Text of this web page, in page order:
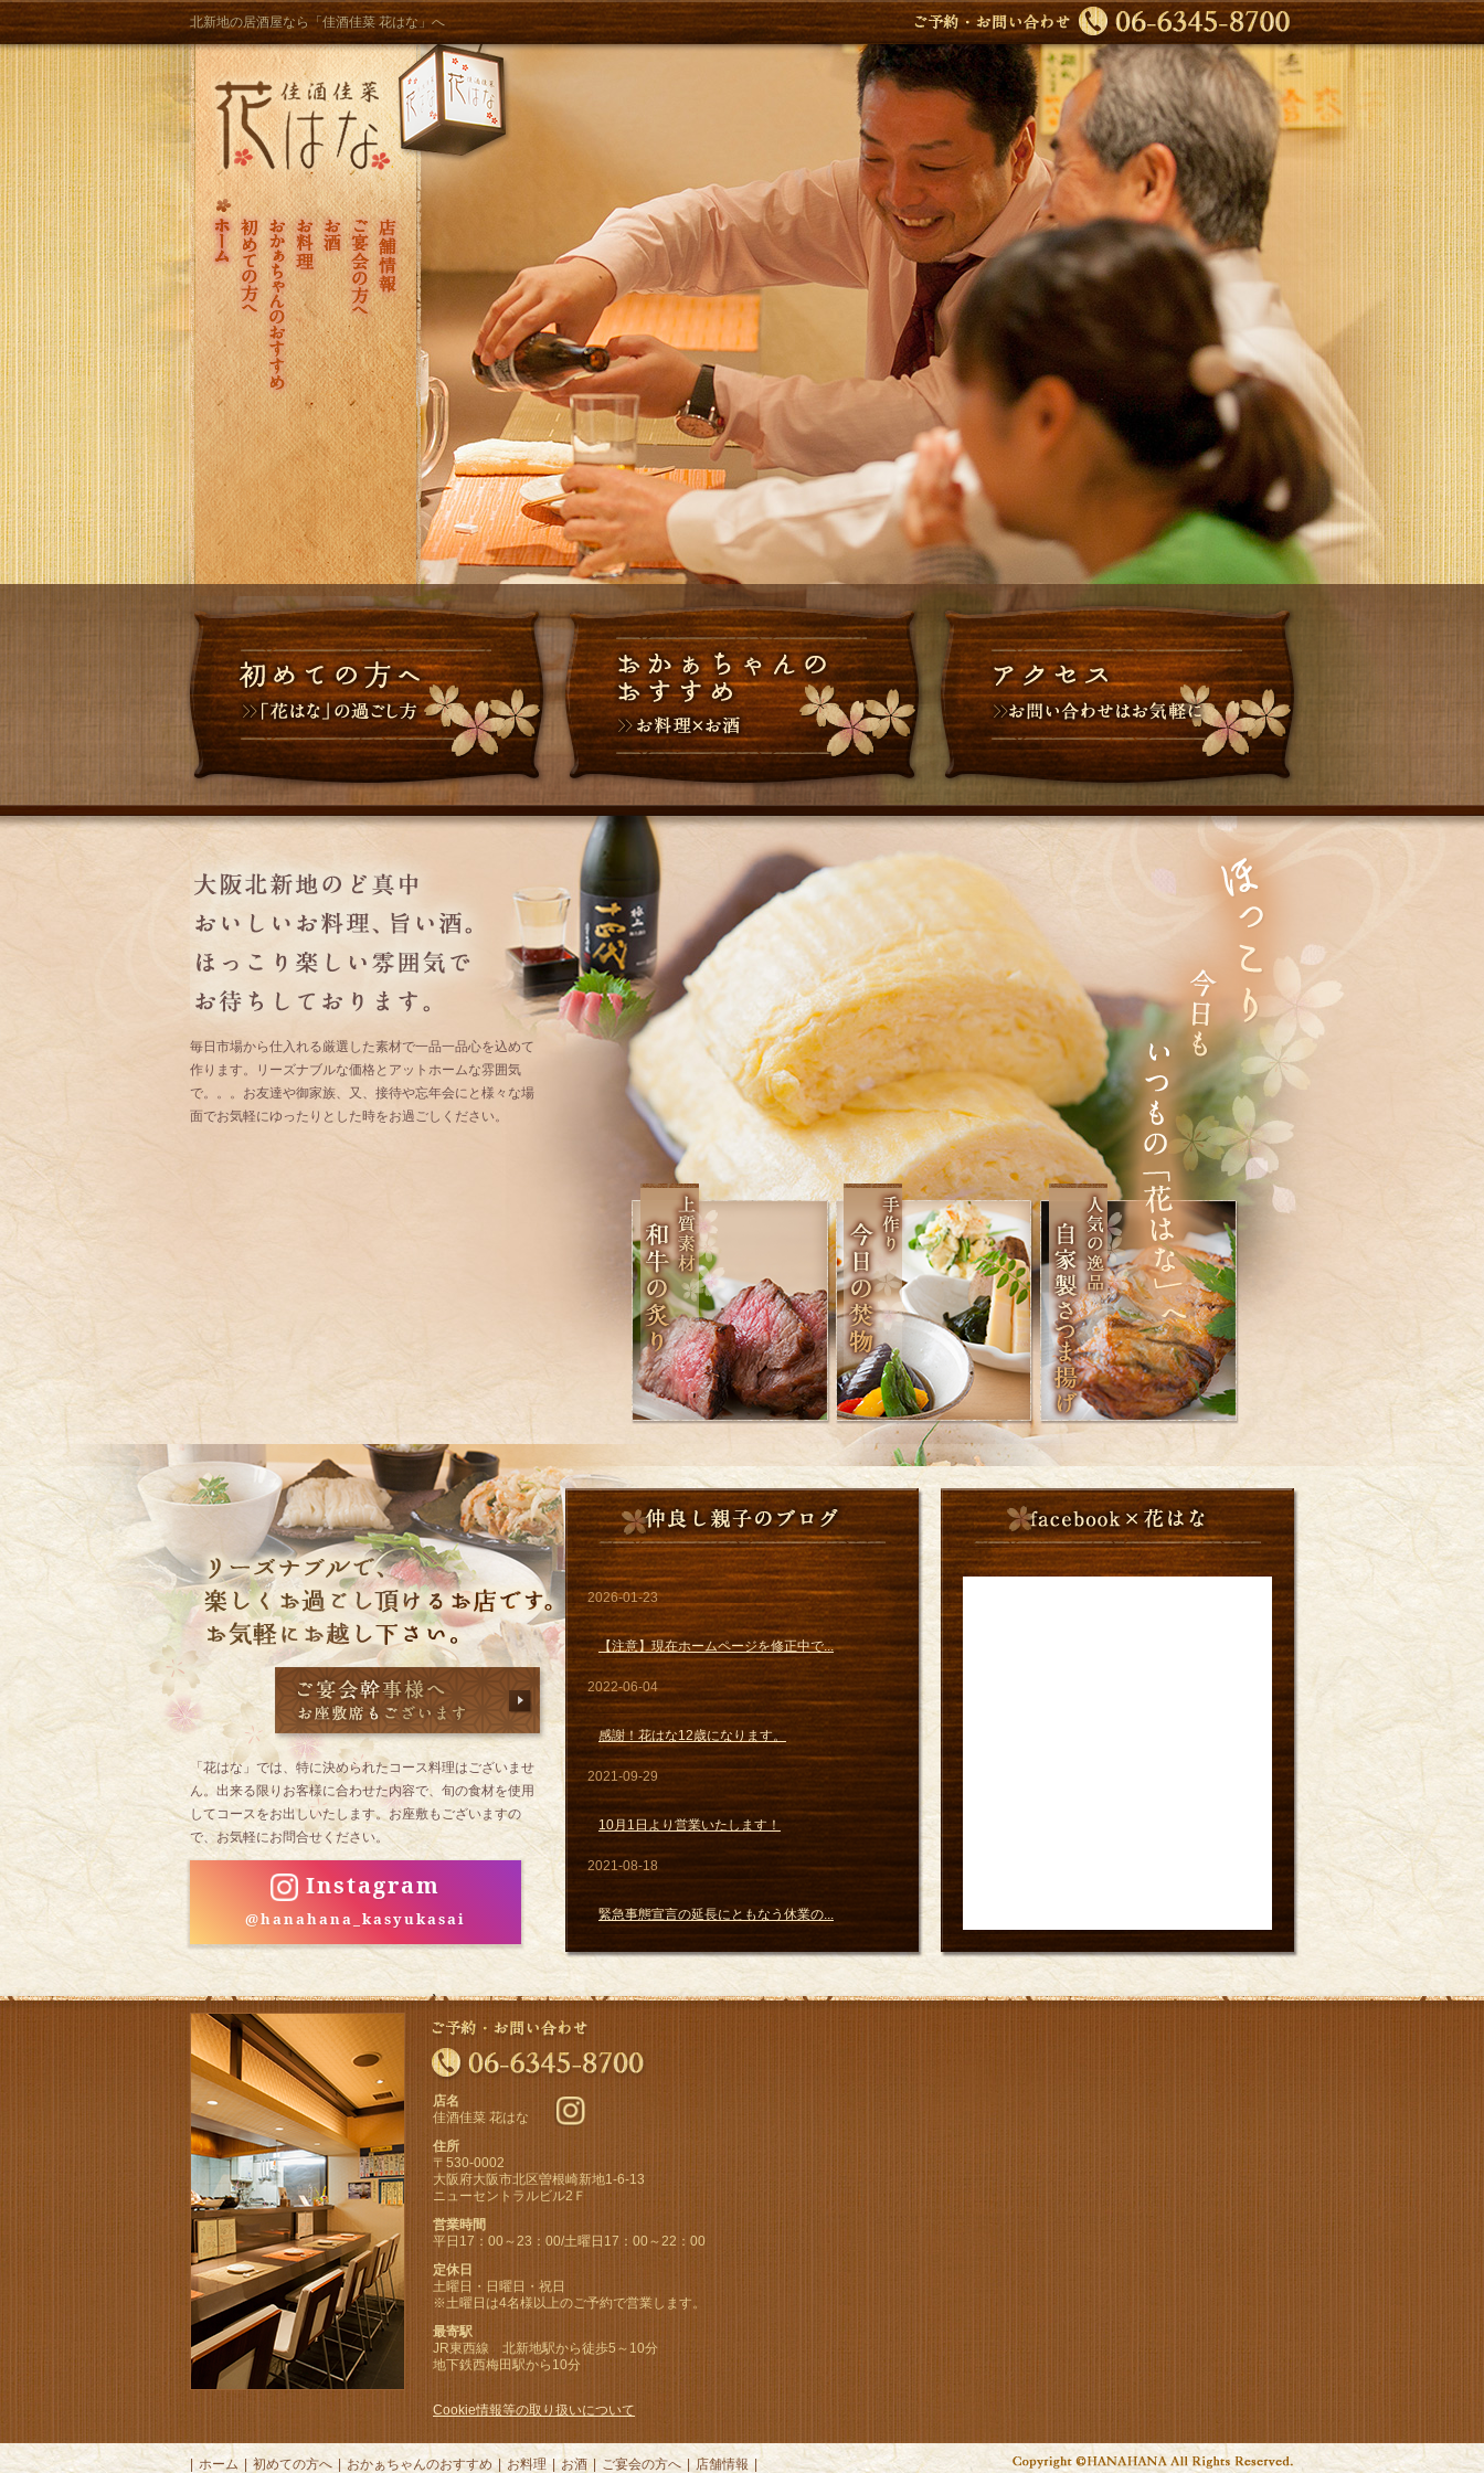
北新地の居酒屋なら「佳酒佳菜 花はな」へ
毎日市場から仕入れる厳選した素材で一品一品心を込めて
作ります。リーズナブルな価格とアットホームな雰囲気
で。。。お友達や御家族、又、接待や忘年会にと様々な場
面でお気軽にゆったりとした時をお過ごしください。
「花はな」では、特に決められたコース料理はございませ
ん。出来る限りお客様に合わせた内容で、旬の食材を使用
してコースをお出しいたします。お座敷もございますの
で、お気軽にお問合せください。
Instagram
@hanahana_kasyukasai
2026-01-23
【注意】現在ホームページを修正中で...
2022-06-04
感謝！花はな12歳になります。
2021-09-29
10月1日より営業いたします！
2021-08-18
緊急事態宣言の延長にともなう休業の...
店名
佳酒佳菜 花はな
住所
〒530-0002
大阪府大阪市北区曽根崎新地1-6-13
ニューセントラルビル2Ｆ
営業時間
平日17：00～23：00/土曜日17：00～22：00
定休日
土曜日・日曜日・祝日
※土曜日は4名様以上のご予約で営業します。
最寄駅
JR東西線 北新地駅から徒歩5～10分
地下鉄西梅田駅から10分
Cookie情報等の取り扱いについて
| ホーム 初めての方へ | おかぁちゃんのおすすめ | お料理 | お酒 ご宴会の方へ | 店舗情報 |